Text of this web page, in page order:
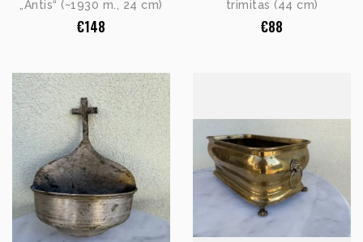
„Antis“ (~1930 m., 24 cm)
€148
trimitas (44 cm)
€88